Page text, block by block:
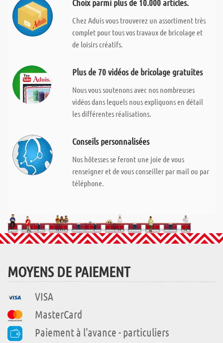
Choix parmi plus de 10.000 articles.
Chez Aduis vous trouverez un assortiment très
complet pour tous vos travaux de bricolage et
de loisirs créatifs.
Plus de 70 vidéos de bricolage gratuites
Nous vous soutenons avec nos nombreuses
vidéos dans lequels nous expliquons en détail
les différentes réalisations.
Conseils personnalisées
Nos hôtesses se feront une joie de vous
renseigner et de vous conseiller par mail ou par
téléphone.
MOYENS DE PAIEMENT
VISA
MasterCard
Paiement à l'avance - particuliers